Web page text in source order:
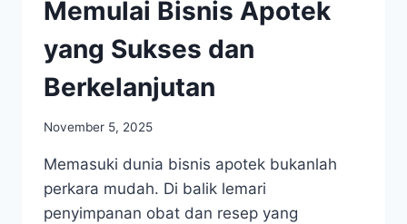
Memulai Bisnis Apotek
yang Sukses dan
Berkelanjutan
November 5, 2025
Memasuki dunia bisnis apotek bukanlah
perkara mudah. Di balik lemari
penyimpanan obat dan resep yang